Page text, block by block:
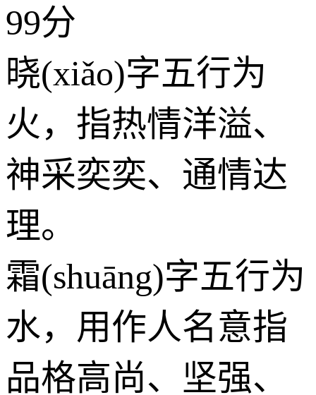
99分
晓(xiǎo)字五行为
火 ，指热情洋溢、
神采奕奕、通情达
理。
霜(shuāng)字五行为
水，用作人名意指
品格高尚、坚强、